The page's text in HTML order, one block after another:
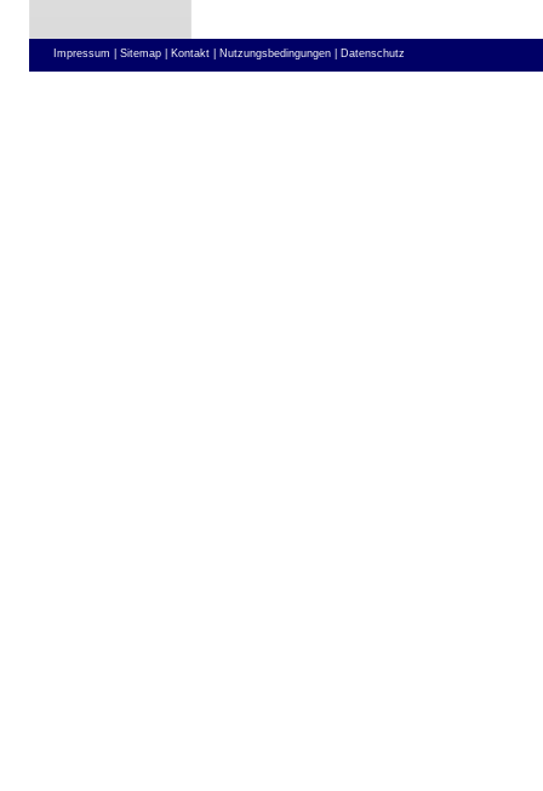
Impressum | Sitemap | Kontakt | Nutzungsbedingungen | Datenschutz